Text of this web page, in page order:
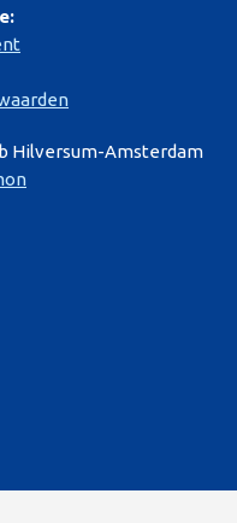
Hilversum-Amsterdam